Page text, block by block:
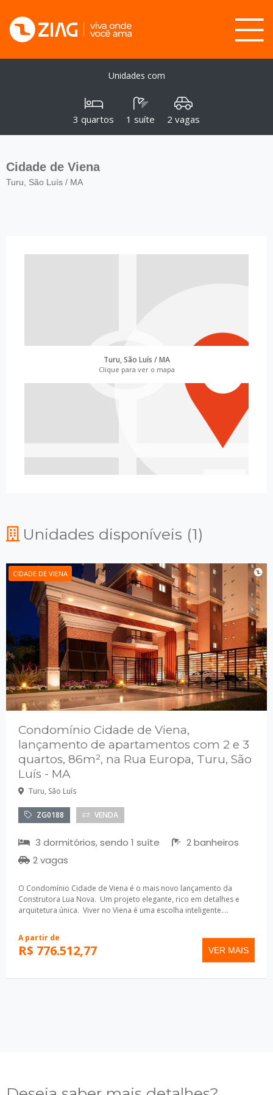
Unidades com
3 quartos 1 suíte 2 vagas
Cidade de Viena
Turu, São Luís / MA
Turu, São Luís / MA
Clique para ver o mapa
Unidades disponíveis (1)
CIDADE DE VIENA
Condomínio Cidade de Viena,
lançamento de apartamentos com 2 e 3
quartos, 86m², na Rua Europa, Turu, São
Luís - MA
Turu, São Luís
ZG0188 VENDA
3 dormitórios, sendo 1 suíte
2 banheiros
2 vagas
O Condomínio Cidade de Viena é o mais novo lançamento da
Construtora Lua Nova. Um projeto elegante, rico em detalhes e
arquitetura única. Viver no Viena é uma escolha inteligente....
A partir de
R$ 776.512,77 VER MAIS